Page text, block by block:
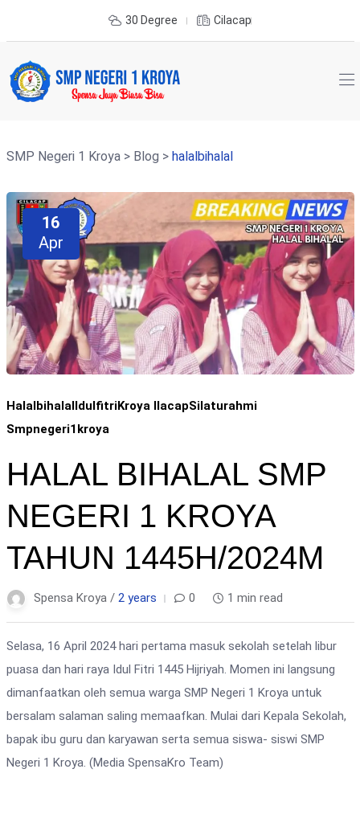
30 Degree Cilacap
SMP Negeri 1 Kroya> Blog > halalbihalal
16
Apr
HalalbihalalIdulfitriKroya IlacapSilaturahmi
Smpnegeri1kroya
HALAL BIHALAL SMP
NEGERI 1 KROYA
TAHUN 1445H/2024M
Spensa Kroya / 2 years 0 1 min read
Selasa, 16 April 2024 hari pertama masuk sekolah setelah libur
puasa dan hari raya Idul Fitri 1445 Hijriyah. Momen ini langsung
dimanfaatkan oleh semua warga SMP Negeri 1 Kroya untuk
bersalam salaman saling memaafkan. Mulai dari Kepala Sekolah,
bapak ibu guru dan karyawan serta semua siswa- siswi SMP
Negeri 1 Kroya. (Media SpensaKro Team)